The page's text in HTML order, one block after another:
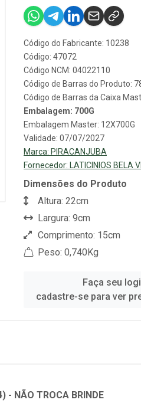
Código do Fabricante: 10238
Código: 47072
Código NCM: 04022110
Código de Barras do Produto:
Código de Barras da Caixa
Embalagem: 700G
Embalagem Master: 12X700G
Validade: 07/07/2027
Marca: PIRACANJUBA
Fornecedor:
LATICINIOS BELA
Dimensões do Produto
Altura: 22cm
Largura: 9cm
Comprimento: 15cm
Peso: 0,740Kg
Faça seu
cadastre-se para ver
- NÃO TROCA BRINDE